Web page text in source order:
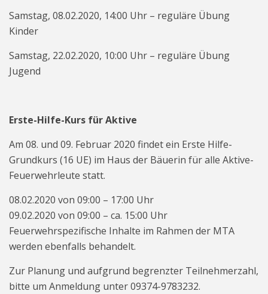
Samstag, 08.02.2020, 14:00 Uhr – reguläre Übung
Kinder
Samstag, 22.02.2020, 10:00 Uhr – reguläre Übung
Jugend
Erste-Hilfe-Kurs für Aktive
Am 08. und 09. Februar 2020 findet ein Erste Hilfe-
Grundkurs (16 UE) im Haus der Bäuerin für alle Aktive-
Feuerwehrleute statt.
08.02.2020 von 09:00 – 17:00 Uhr
09.02.2020 von 09:00 – ca. 15:00 Uhr
Feuerwehrspezifische Inhalte im Rahmen der MTA
werden ebenfalls behandelt.
Zur Planung und aufgrund begrenzter Teilnehmerzahl,
bitte um Anmeldung unter 09374-9783232.